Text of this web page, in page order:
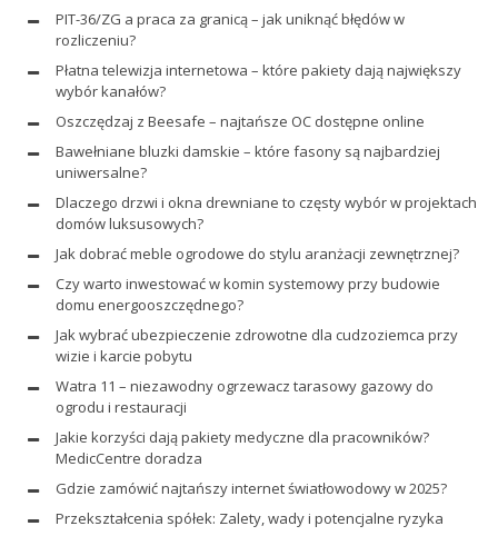
PIT-36/ZG a praca za granicą – jak uniknąć błędów w
rozliczeniu?
Płatna telewizja internetowa – które pakiety dają największy
wybór kanałów?
Oszczędzaj z Beesafe – najtańsze OC dostępne online
Bawełniane bluzki damskie – które fasony są najbardziej
uniwersalne?
Dlaczego drzwi i okna drewniane to częsty wybór w projektach
domów luksusowych?
Jak dobrać meble ogrodowe do stylu aranżacji zewnętrznej?
Czy warto inwestować w komin systemowy przy budowie
domu energooszczędnego?
Jak wybrać ubezpieczenie zdrowotne dla cudzoziemca przy
wizie i karcie pobytu
Watra 11 – niezawodny ogrzewacz tarasowy gazowy do
ogrodu i restauracji
Jakie korzyści dają pakiety medyczne dla pracowników?
MedicCentre doradza
Gdzie zamówić najtańszy internet światłowodowy w 2025?
Przekształcenia spółek: Zalety, wady i potencjalne ryzyka